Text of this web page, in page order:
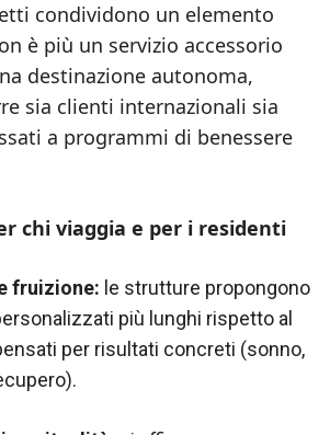
condividono un elemento
è più un servizio accessorio
destinazione autonoma,
sia clienti internazionali sia
a programmi di benessere
chi viaggia e per i residenti
fruizione: le strutture propongono
più lunghi rispetto al
per risultati concreti (sonno,